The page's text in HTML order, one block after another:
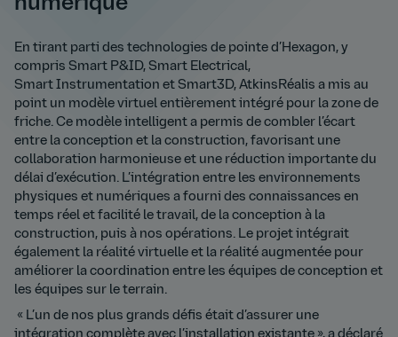
En tirant parti des technologies de pointe d’Hexagon, y
compris Smart P&ID, Smart Electrical,
Smart Instrumentation et Smart3D, AtkinsRéalis a mis au
point un modèle virtuel entièrement intégré pour la zone de
friche. Ce modèle intelligent a permis de combler l’écart
entre la conception et la construction, favorisant une
collaboration harmonieuse et une réduction importante du
délai d’exécution. L’intégration entre les environnements
physiques et numériques a fourni des connaissances en
temps réel et facilité le travail, de la conception à la
construction, puis à nos opérations. Le projet intégrait
également la réalité virtuelle et la réalité augmentée pour
améliorer la coordination entre les équipes de conception et
les équipes sur le terrain.
« L’un de nos plus grands défis était d’assurer une